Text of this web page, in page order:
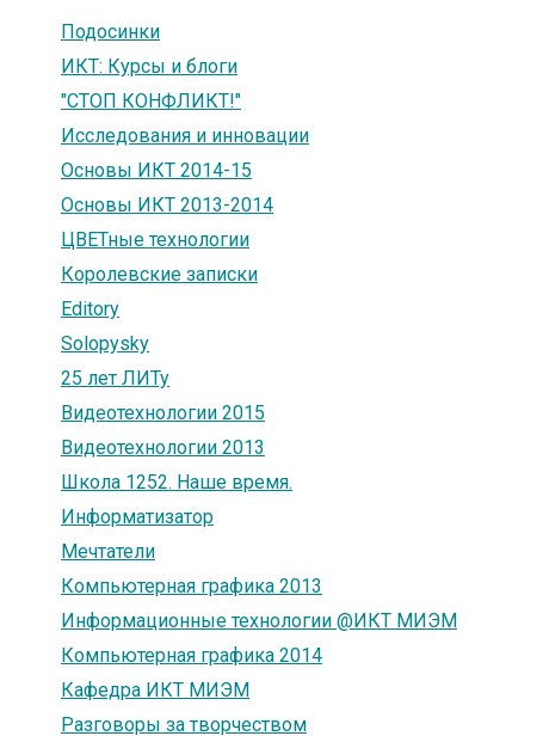
Подосинки
ИКТ: Курсы и блоги
"СТОП КОНФЛИКТ!"
Исследования и инновации
Основы ИКТ 2014-15
Основы ИКТ 2013-2014
ЦВЕТные технологии
Королевские записки
Editory
Solopysky
25 лет ЛИТу
Видеотехнологии 2015
Видеотехнологии 2013
Школа 1252. Наше время.
Информатизатор
Мечтатели
Компьютерная графика 2013
Информационные технологии @ИКТ МИЭМ
Компьютерная графика 2014
Кафедра ИКТ МИЭМ
Разговоры за творчеством